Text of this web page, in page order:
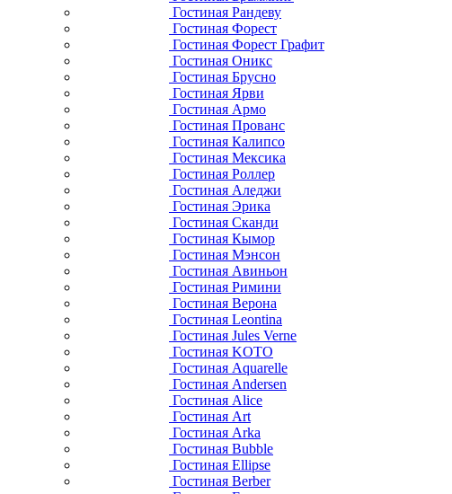
Гостиная Рандеву
Гостиная Форест
Гостиная Форест Графит
Гостиная Оникс
Гостиная Брусно
Гостиная Ярви
Гостиная Армо
Гостиная Прованс
Гостиная Калипсо
Гостиная Мексика
Гостиная Роллер
Гостиная Аледжи
Гостиная Эрика
Гостиная Сканди
Гостиная Кымор
Гостиная Мэнсон
Гостиная Авиньон
Гостиная Римини
Гостиная Верона
Гостиная Leontina
Гостиная Jules Verne
Гостиная KOTO
Гостиная Aquarelle
Гостиная Andersen
Гостиная Alice
Гостиная Art
Гостиная Arka
Гостиная Bubble
Гостиная Ellipse
Гостиная Berber